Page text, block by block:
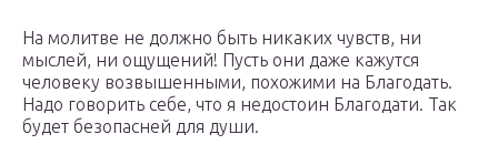
На молитве не должно быть никаких чувств, ни
мыслей, ни ощущений! Пусть они даже кажутся
человеку возвышенными, похожими на Благодать.
Надо говорить себе, что я недостоин Благодати. Так
будет безопасней для души.